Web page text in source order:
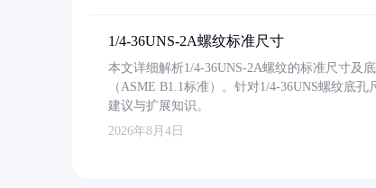
1/4-36UNS-2A螺纹标准尺寸
本文详细解析1/4-36UNS-2A螺纹的标准尺寸及
（ASME B1.1标准）。针对1/4-36UNS螺纹底
建议与扩展知识。
2026年8月4日